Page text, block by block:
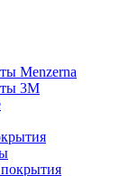
Menzerna
3M